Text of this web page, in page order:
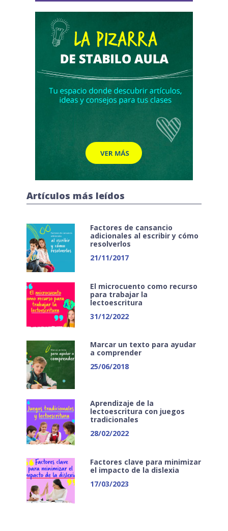
Artículos más leídos
Factores de cansancio
adicionales al escribir y cómo
resolverlos
21/11/2017
El microcuento como recurso
para trabajar la
lectoescritura
31/12/2022
Marcar un texto para ayudar
a comprender
25/06/2018
Aprendizaje de la
lectoescritura con juegos
tradicionales
28/02/2022
Factores clave para minimizar
el impacto de la dislexia
17/03/2023